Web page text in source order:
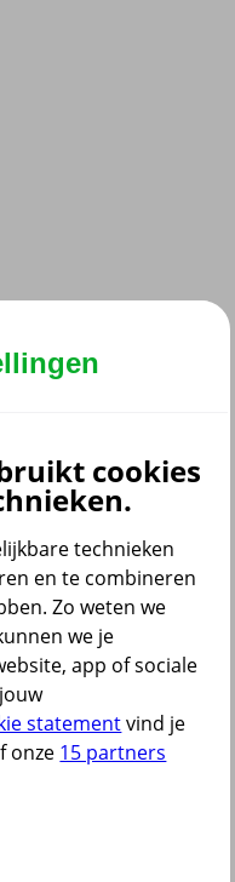
cookies
technieken
en te combineren
Zo weten we
we je
app of sociale
statementvind je
onze 15 partners